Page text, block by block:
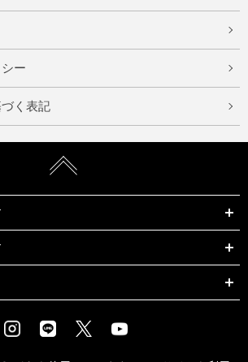
ー
く表記
InstagramLINE X